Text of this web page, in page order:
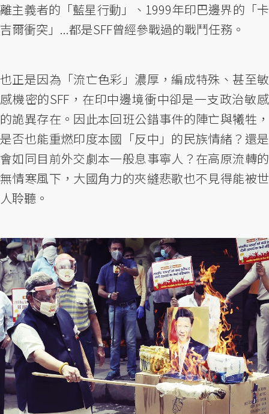
離主義者的「藍星行動」、1999年印巴邊界的「卡
吉爾衝突」...都是SFF曾經參戰過的戰鬥任務。
也正是因為「流亡色彩」濃厚，編成特殊、甚至敏
感機密的SFF，在印中邊境衝中卻是一支政治敏感
的詭異存在。因此本回班公錯事件的陣亡與犧牲，
是否也能重燃印度本國「反中」的民族情緒？還是
會如同目前外交劇本一般息事寧人？在高原流轉的
無情寒風下，大國角力的夾縫悲歌也不見得能被世
人聆聽。